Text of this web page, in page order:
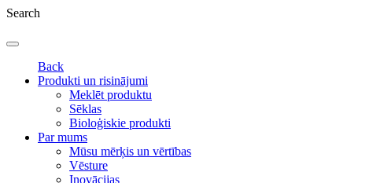
Search
Back
Produkti un risinājumi
Meklēt produktu
Sēklas
Bioloģiskie produkti
Par mums
Mūsu mērķis un vērtības
Vēsture
Inovācijas